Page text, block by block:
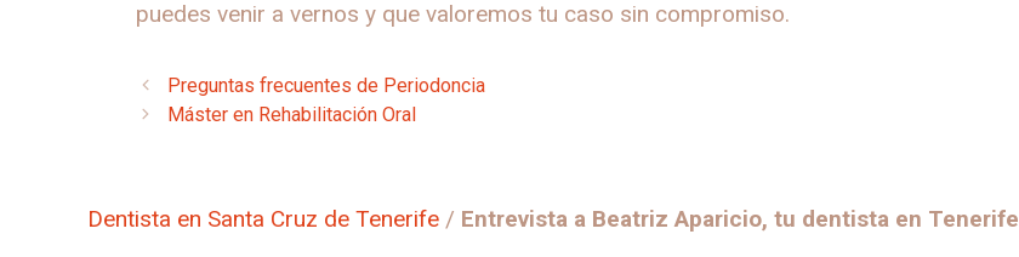
puedes venir a vernos y que valoremos tu caso sin compromiso.
Preguntas frecuentes de Periodoncia
Máster en Rehabilitación Oral
Dentista en Santa Cruz de Tenerife / Entrevista a Beatriz Aparicio, tu dentista en Tenerife